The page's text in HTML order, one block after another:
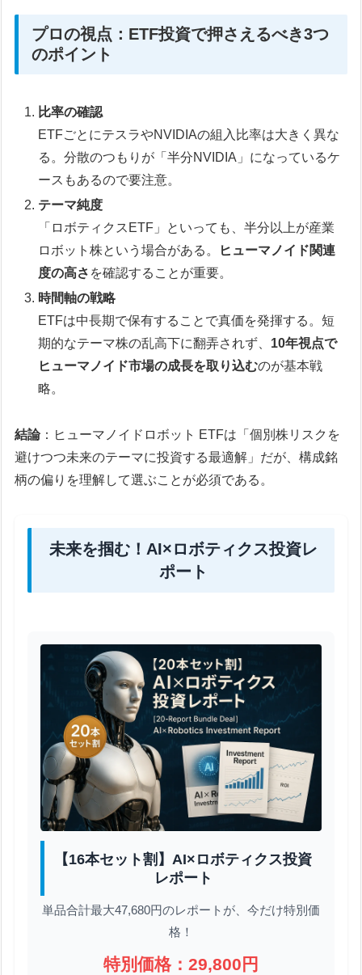
プロの視点：ETF投資で押さえるべき3つ
のポイント
比率の確認
ETFごとにテスラやNVIDIAの組入比率は大きく異な
る。分散のつもりが「半分NVIDIA」になっているケ
ースもあるので要注意。
テーマ純度
「ロボティクスETF」といっても、半分以上が産業
ロボット株という場合がある。
ヒューマノイド関連
度の高さ を確認することが重要。
時間軸の戦略
ETFは中長期で保有することで真価を発揮する。短
期的なテーマ株の乱高下に翻弄されず、 10年視点で
ヒューマノイド市場の成長を取り込むのが基本戦
略。
結論：ヒューマノイドロボット ETFは「個別株リスクを
避けつつ未来のテーマに投資する最適解」だが、構成銘
柄の偏りを理解して選ぶことが必須である。
未来を掴む！AI×ロボティクス投資レ
ポート
【16本セット割】AI×ロボティクス投資
レポート
単品合計最大47,680円のレポートが、今だけ特別価
格！
特別価格：29,800円